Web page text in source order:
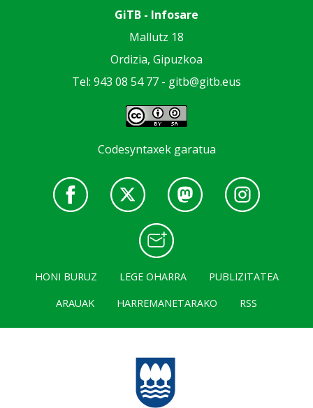
GiTB - Infosare
Mallutz 18
Ordizia, Gipuzkoa
Tel: 943 08 54 77 - gitb@gitb.eus
Codesyntaxek garatua
HONI BURUZ LEGE OHARRA
PUBLIZITATEA
ARAUAK
HARREMANETARAKO RSS